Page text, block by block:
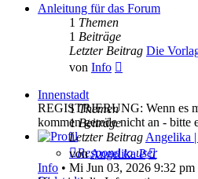
REGISTRIERUNG: Wenn es
kommen gerade nicht an - bitte
Respond to user
Info • Mi Jun 03, 2026 9:32 pm
Anleitung für das Forum
1 Themen
1 Beiträge
Letzter Beitrag Die
von Info
Innenstadt
1Themen
1Beiträge
Letzter Beitrag Angelika
vonAngelika P
Neuester
Beitrag